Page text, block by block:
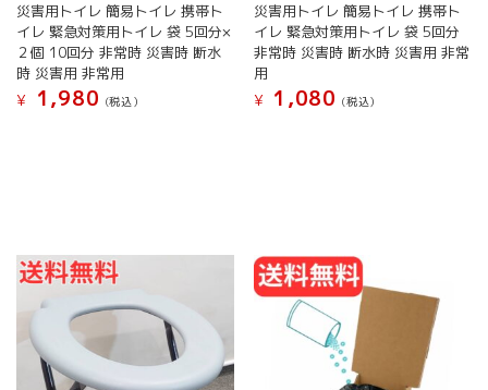
災害用トイレ 簡易トイレ 携帯ト
イレ 緊急対策用トイレ 袋 5回分×
２個 10回分 非常時 災害時 断水
時 災害用 非常用
¥
1,980 (税込）
災害用トイレ 簡易トイレ 携帯ト
イレ 緊急対策用トイレ 袋 5回分
非常時 災害時 断水時 災害用 非常
用
¥
1,080 (税込）